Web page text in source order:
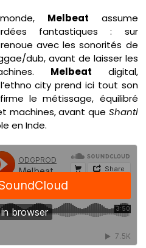
Melbeat assume
fantastiques : sur
avec les sonorités de
dub, avant de laisser les
Melbeat digital,
city prend ici tout son
le métissage, équilibré
machines, avant que Shanti
en Inde.